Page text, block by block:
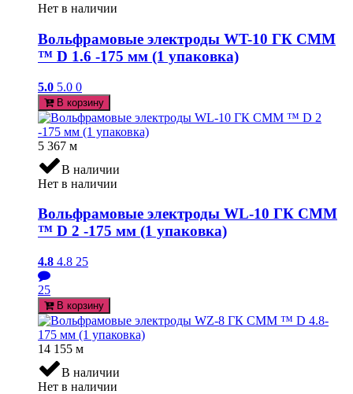
Нет в наличии
Вольфрамовые электроды WT-10 ГК СММ
™ D 1.6 -175 мм (1 упаковка)
5.0 5.0 0
В корзину
5 367 м
В наличии
Нет в наличии
Вольфрамовые электроды WL-10 ГК СММ
™ D 2 -175 мм (1 упаковка)
4.8 4.8 25
25
В корзину
14 155 м
В наличии
Нет в наличии